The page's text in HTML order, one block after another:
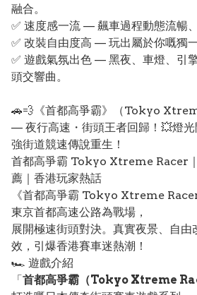
融合。
✅ 速度感一流 — 飆車過程動態流暢
✅ 改裝自由度高 — 玩出屬於你嘅獨
✅ 遊戲氣氛出色 — 黑夜、車燈、引
頭交響曲。
🚗💨《首都高爭霸》（Tokyo
— 夜行高速・街頭王者回歸！💥燈
強街道競速傳說重生！
首都高爭霸 Tokyo Xtreme Racer
薦｜香港玩家熱話
《首都高爭霸 Tokyo Xtreme
東京首都高速公路為戰場，
展開極速街頭對決。真實夜景、自由
效，引爆香港賽車迷熱潮！
🏎️ 遊戲介紹
「 首都高爭霸（Tokyo Xtreme